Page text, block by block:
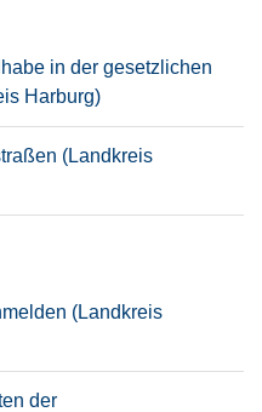
in der gesetzlichen
Harburg)
(Landkreis
(Landkreis
der